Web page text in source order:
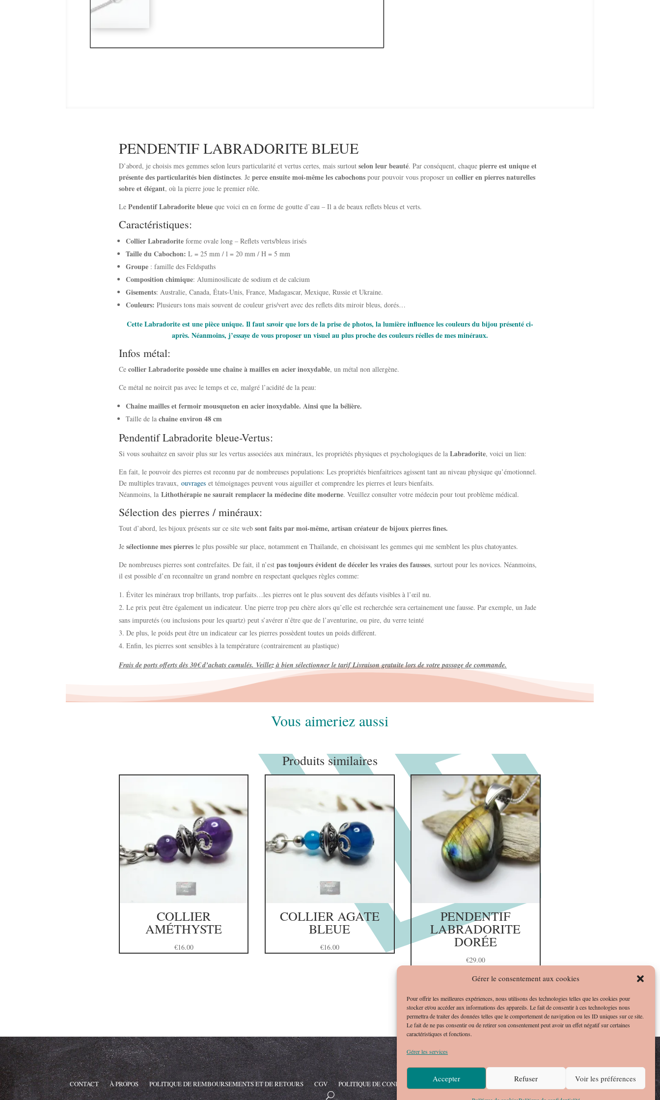
Gérer le consentement aux cookies
Pour offrir les meilleures expériences, nous utilisons des technologies telles que les cookies pour
stocker et/ou accéder aux informations des appareils. Le fait de consentir à ces technologies nous
permettra de traiter des données telles que le comportement de navigation ou les ID uniques sur ce site.
Le fait de ne pas consentir ou de retirer son consentement peut avoir un effet négatif sur certaines
caractéristiques et fonctions.
Gérer les services
Accepter Refuser Voir les préférences
PENDENTIF LABRADORITE BLEUE
D’abord, je choisis mes gemmes selon leurs particularité et vertus certes, mais surtout selon leur beauté. Par conséquent, chaque pierre est unique et
présente des particularités bien distinctes. Je perce ensuite moi-même les cabochonspour pouvoir vous proposer un collier en pierres naturelles
sobre et élégant, où la pierre joue le premier rôle.
Le Pendentif Labradorite bleueque voici en en forme de goutte d’eau – Il a de beaux reflets bleus et verts.
Caractéristiques:
Collier Labradoriteforme ovale long – Reflets verts/bleus irisés
Taille du Cabochon: L = 25 mm / l = 20 mm / H = 5 mm
Groupe: famille des Feldspaths
Composition chimique: Aluminosilicate de sodium et de calcium
Gisements: Australie, Canada, États-Unis, France, Madagascar, Mexique, Russie et Ukraine.
Couleurs: Plusieurs tons mais souvent de couleur gris/vert avec des reflets dits miroir bleus, dorés…
Cette Labradorite est une pièce unique. Il faut savoir que lors de la prise de photos, la lumière influence les couleurs du bijou présenté ci-
après. Néanmoins, j’essaye de vous proposer un visuel au plus proche des couleurs réelles de mes minéraux.
Infos métal:
Ce collier Labradorite possède une chaîne à mailles en acier inoxydable, un métal non allergène.
Ce métal ne noircit pas avec le temps et ce, malgré l’acidité de la peau:
Chaîne mailles et fermoir mousqueton en acier inoxydable. Ainsi que la bélière.
Taille de la chaîne environ 48 cm
Pendentif Labradorite bleue-Vertus:
Si vous souhaitez en savoir plus sur les vertus associées aux minéraux, les propriétés physiques et psychologiques de la Labradorite, voici un lien:
En fait, le pouvoir des pierres est reconnu par de nombreuses populations: Les propriétés bienfaitrices agissent tant au niveau physique qu’émotionnel.
De multiples travaux, ouvrageset témoignages peuvent vous aiguiller et comprendre les pierres et leurs bienfaits.
Néanmoins, la Lithothérapie ne saurait remplacer la médecine dite moderne. Veuillez consulter votre médecin pour tout problème médical.
Sélection des pierres / minéraux:
Tout d’abord, les bijoux présents sur ce site web sont faits par moi-même, artisan créateur de bijoux pierres fines.
Je sélectionne mes pierresle plus possible sur place, notamment en Thaïlande, en choisissant les gemmes qui me semblent les plus chatoyantes.
De nombreuses pierres sont contrefaites. De fait, il n’est pas toujours évident de déceler les vraies des fausses, surtout pour les novices. Néanmoins,
il est possible d’en reconnaître un grand nombre en respectant quelques règles comme:
Éviter les minéraux trop brillants, trop parfaits…les pierres ont le plus souvent des défauts visibles à l’œil nu.
Le prix peut être également un indicateur. Une pierre trop peu chère alors qu’elle est recherchée sera certainement une fausse. Par exemple, un Jade
sans impuretés (ou inclusions pour les quartz) peut s’avérer n’être que de l’aventurine, ou pire, du verre teinté
De plus, le poids peut être un indicateur car les pierres possèdent toutes un poids différent.
Enfin, les pierres sont sensibles à la température (contrairement au plastique)
Frais de ports offerts dès 30€ d’achats cumulés. Veillez à bien sélectionner le tarif Livraison gratuite lors de votre passage de commande.
Vous aimeriez aussi
Produits similaires
COLLIER
AMÉTHYSTE
€16.00
COLLIER AGATE
BLEUE
€16.00
PENDENTIF
LABRADORITE
DORÉE
€29.00
CONTACT À PROPOS POLITIQUE DE REMBOURSEMENTS ET DE RETOURS CGV POLITIQUE DE CONFIDENTIALITÉ POLITIQUE DE COOKIES (UE) Articles 0